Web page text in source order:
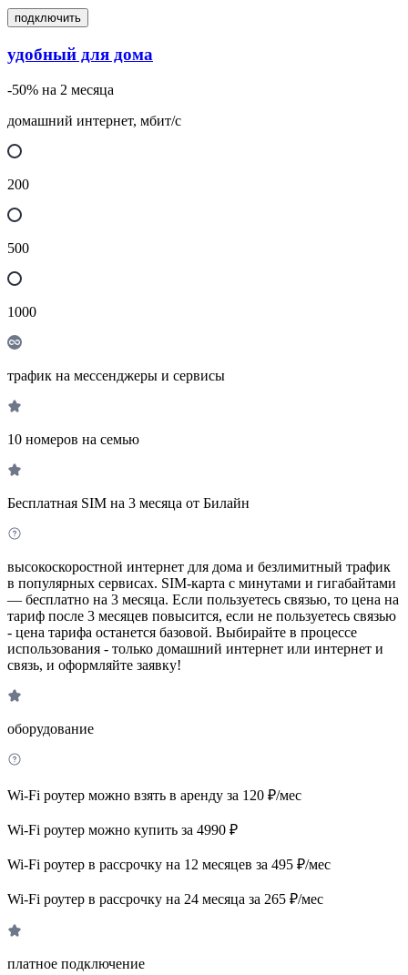
подключить
удобный для дома
-50% на 2 месяца
домашний интернет, мбит/с
200
500
1000
трафик на мессенджеры и сервисы
10 номеров на семью
Бесплатная SIM на 3 месяца от Билайн
высокоскоростной интернет для дома и безлимитный трафик
в популярных сервисах. SIM-карта с минутами и гигабайтами
— бесплатно на 3 месяца. Если пользуетесь связью, то цена на
тариф после 3 месяцев повысится, если не пользуетесь связью
- цена тарифа останется базовой. Выбирайте в процессе
использования - только домашний интернет или интернет и
связь, и оформляйте заявку!
оборудование
Wi-Fi роутер можно взять в аренду за 120 ₽/мес
Wi-Fi роутер можно купить за 4990 ₽
Wi-Fi роутер в рассрочку на 12 месяцев за 495 ₽/мес
Wi-Fi роутер в рассрочку на 24 месяца за 265 ₽/мес
платное подключение